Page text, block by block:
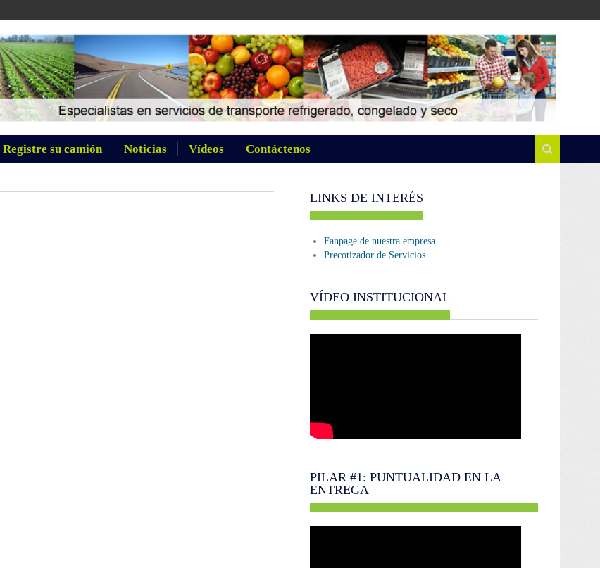
Registre su camión Noticias Vídeos Contáctenos
LINKS DE INTERÉS
Fanpage de nuestra empresa
Precotizador de Servicios
VÍDEO INSTITUCIONAL
PILAR #1: PUNTUALIDAD EN LA
ENTREGA